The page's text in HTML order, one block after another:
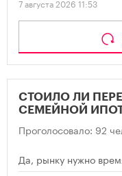
7 августа 2026 11:53
СТОИЛО ЛИ
СЕМЕЙНОЙ
Проголосовало: 92
Да, рынку нужно